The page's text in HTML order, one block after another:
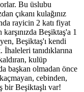
Bu üslubu
çıkanı kulağınız
rayicin 2 katı fiyat
Beşiktaş'a 1
Beşiktaş'ı kendi
tanıdıklarına
kulüp
başkan olmadan önce
cebinden,
bir Beşiktaşlı var!